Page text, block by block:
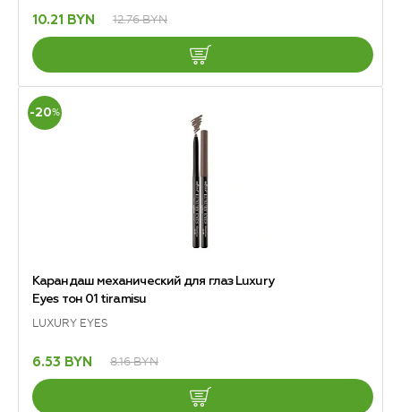
10.21 BYN 12.76 BYN
-20%
Карандаш механический для глаз Luxury
Eyes тон 01 tiramisu
LUXURY EYES
6.53 BYN 8.16 BYN